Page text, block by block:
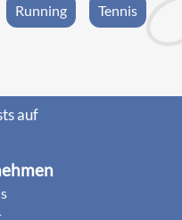
Running Tennis
auf